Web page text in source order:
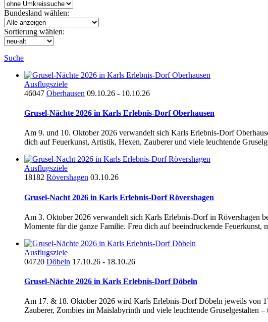
Bundesland wählen:
Sortierung wählen:
Suche
Ausflugsziele
46047 Oberhausen 09.10.26 - 10.10.26
Grusel-Nächte 2026 in Karls Erlebnis-Dorf Oberhausen
Am 9. und 10. Oktober 2026 verwandelt sich Karls Erlebnis-Dorf
dich auf Feuerkunst, Artistik, Hexen, Zauberer und viele leuchtende
Ausflugsziele
18182 Rövershagen 03.10.26
Grusel-Nacht 2026 in Karls Erlebnis-Dorf Rövershagen
Am 3. Oktober 2026 verwandelt sich Karls Erlebnis-Dorf in Rövershagen
Momente für die ganze Familie. Freu dich auf beeindruckende Feuerkunst,
Ausflugsziele
04720 Döbeln 17.10.26 - 18.10.26
Grusel-Nächte 2026 in Karls Erlebnis-Dorf Döbeln
Am 17. & 18. Oktober 2026 wird Karls Erlebnis-Dorf Döbeln jeweils von
Zauberer, Zombies im Maislabyrinth und viele leuchtende Gruselgestalten –